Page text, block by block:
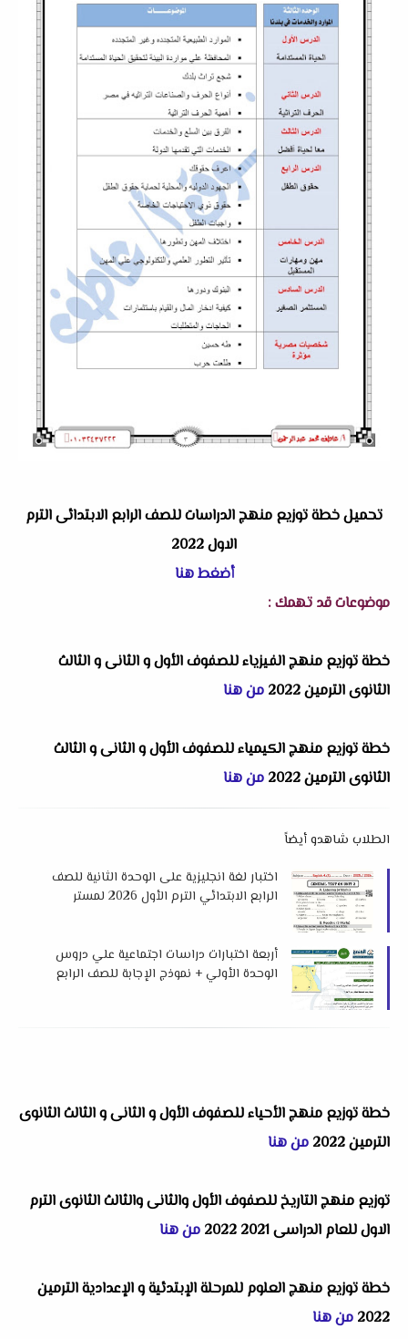
تحميل خطة توزيع منهج الدراسات للصف الرابع الابتدائى الترم
الاول 2022
أضغط هنا
موضوعات قد تهمك :
خطة توزيع منهج الفيزياء للصفوف الأول و الثانى و الثالث
الثانوى الترمين 2022
من هنا
خطة توزيع منهج الكيمياء للصفوف الأول و الثانى و الثالث
الثانوى الترمين 2022
من هنا
الطلاب شاهدو أيضاً
اختبار لغة انجليزية على الوحدة الثانية للصف
الرابع الابتدائي الترم الأول 2026 لمستر
أربعة اختبارات دراسات اجتماعية علي دروس
الوحدة الأولي + نموذج الإجابة للصف الرابع
خطة توزيع منهج الأحياء للصفوف الأول و الثانى و الثالث الثانوى
الترمين 2022
من هنا
توزيع منهج التاريخ للصفوف الأول والثانى والثالث الثانوى الترم
الاول للعام الدراسى 2021 2022
من هنا
خطة توزيع منهج العلوم للمرحلة الإبتدئية و الإعدادية الترمين
2022 من هنا